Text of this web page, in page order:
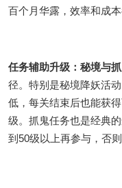
百个月华露，效率和成本
任务辅助升级：秘境与
径。特别是秘境降妖活
低，每关结束后也能获
级。抓鬼任务也是经典
到50级以上再参与，否